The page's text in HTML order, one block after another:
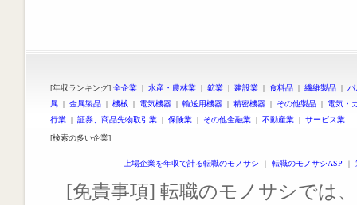
[年収ランキング] 全企業 | 水産・農林業 | 鉱業 | 建設業 | 食料品 | 繊維製品 |
属 | 金属製品 | 機械 | 電気機器 | 輸送用機器 | 精密機器 | その他製品 | 電気・
行業 | 証券、商品先物取引業 | 保険業 | その他金融業 | 不動産業 | サービス業
[検索の多い企業]
上場企業を年収で計る転職のモノサシ ｜ 転職のモノサシASP ｜
[免責事項] 転職のモノサシでは